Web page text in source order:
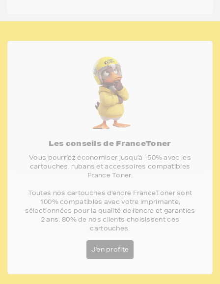
Les conseils de FranceToner
Vous pourriez économiser jusqu'à -50% avec les
cartouches, rubans et accessoires compatibles
France Toner.
Toutes nos cartouches d'encre FranceToner sont
100% compatibles avec votre imprimante,
sélectionnées pour la qualité de l'encre et garanties
2 ans. 80% de nos clients choisissent ces
cartouches.
J'en profite